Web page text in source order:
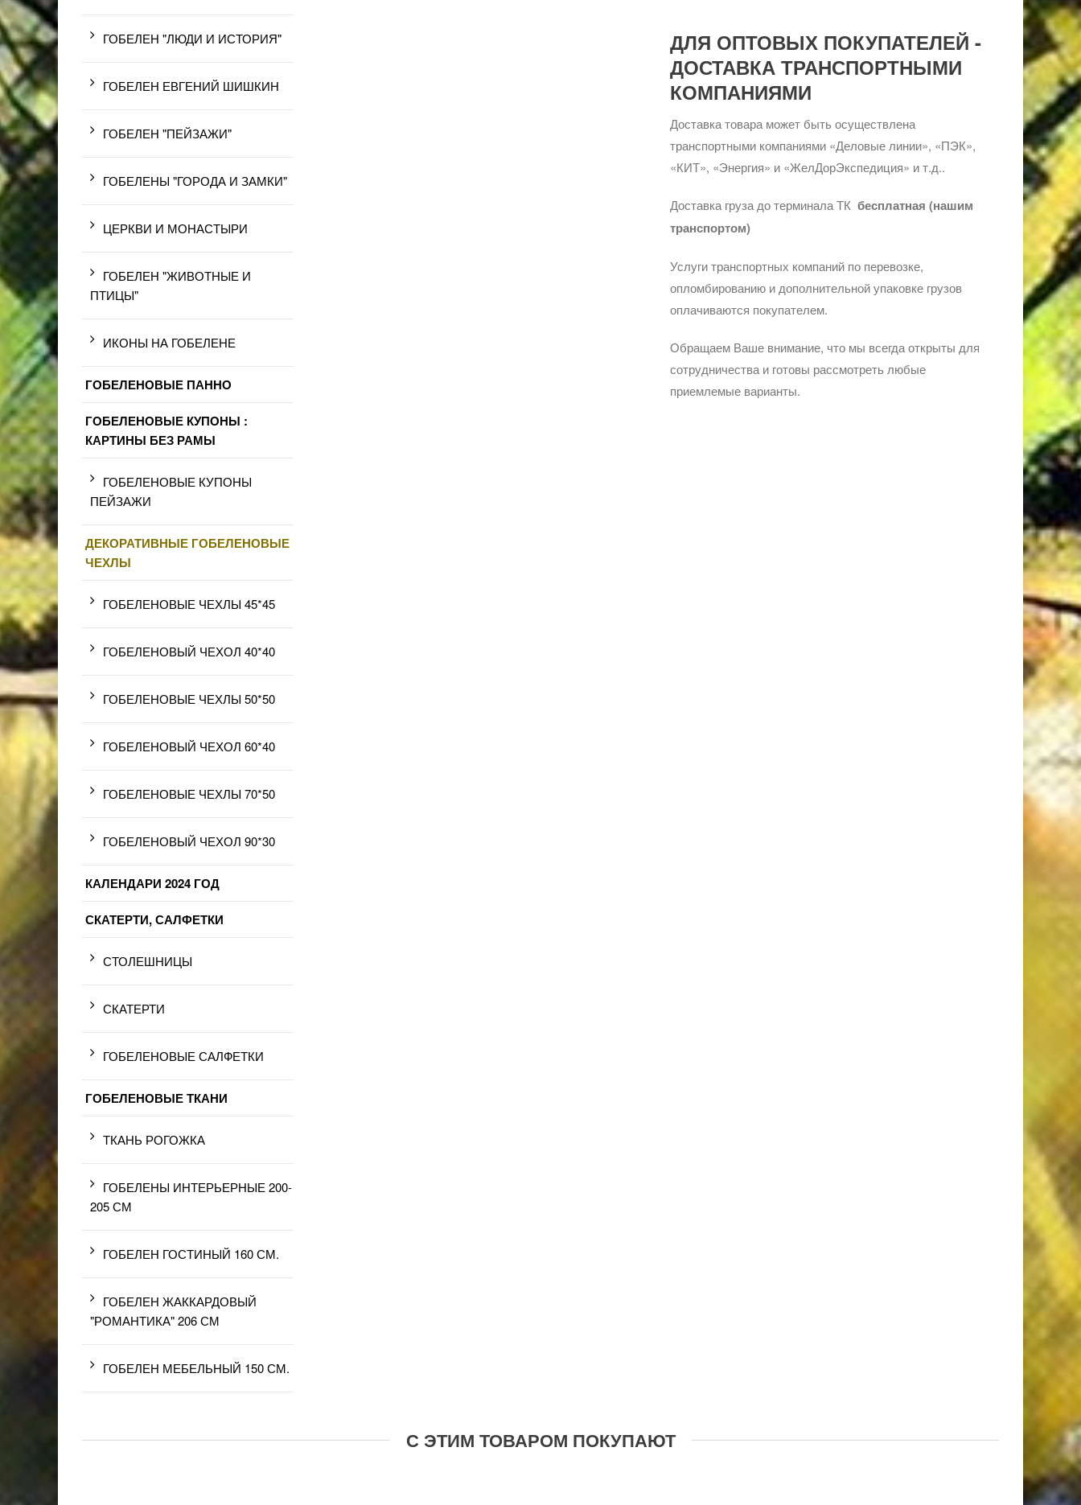
ДЛЯ ОПТОВЫХ ПОКУПАТЕЛЕЙ -
ДОСТАВКА ТРАНСПОРТНЫМИ
КОМПАНИЯМИ
Доставка товара может быть осуществлена
транспортными компаниями «Деловые линии», «ПЭК»,
«КИТ», «Энергия» и «ЖелДорЭкспедиция» и т.д..
Доставка груза до терминала ТКбесплатная (нашим
транспортом)
Услуги транспортных компаний по перевозке,
опломбированию и дополнительной упаковке грузов
оплачиваются покупателем.
Обращаем Ваше внимание, что мы всегда открыты для
сотрудничества и готовы рассмотреть любые
приемлемые варианты.
ГОБЕЛЕН "ЛЮДИ И ИСТОРИЯ"
ГОБЕЛЕН ЕВГЕНИЙ ШИШКИН
ГОБЕЛЕН "ПЕЙЗАЖИ"
ГОБЕЛЕНЫ "ГОРОДА И ЗАМКИ"
ЦЕРКВИ И МОНАСТЫРИ
ГОБЕЛЕН "ЖИВОТНЫЕ И
ПТИЦЫ"
ИКОНЫ НА ГОБЕЛЕНЕ
ГОБЕЛЕНОВЫЕ ПАННО
ГОБЕЛЕНОВЫЕ КУПОНЫ :
КАРТИНЫ БЕЗ РАМЫ
ГОБЕЛЕНОВЫЕ КУПОНЫ
ПЕЙЗАЖИ
ДЕКОРАТИВНЫЕ ГОБЕЛЕНОВЫЕ
ЧЕХЛЫ
ГОБЕЛЕНОВЫЕ ЧЕХЛЫ 45*45
ГОБЕЛЕНОВЫЙ ЧЕХОЛ 40*40
ГОБЕЛЕНОВЫЕ ЧЕХЛЫ 50*50
ГОБЕЛЕНОВЫЙ ЧЕХОЛ 60*40
ГОБЕЛЕНОВЫЕ ЧЕХЛЫ 70*50
ГОБЕЛЕНОВЫЙ ЧЕХОЛ 90*30
КАЛЕНДАРИ 2024 ГОД
СКАТЕРТИ, САЛФЕТКИ
СТОЛЕШНИЦЫ
СКАТЕРТИ
ГОБЕЛЕНОВЫЕ САЛФЕТКИ
ГОБЕЛЕНОВЫЕ ТКАНИ
ТКАНЬ РОГОЖКА
ГОБЕЛЕНЫ ИНТЕРЬЕРНЫЕ 200-
205 СМ
ГОБЕЛЕН ГОСТИНЫЙ 160 СМ.
ГОБЕЛЕН ЖАККАРДОВЫЙ
"РОМАНТИКА" 206 СМ
ГОБЕЛЕН МЕБЕЛЬНЫЙ 150 СМ.
С ЭТИМ ТОВАРОМ ПОКУПАЮТ